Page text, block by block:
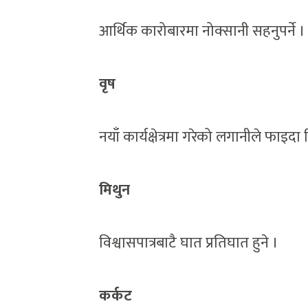
आर्थिक कारोबारमा नोक्सानी सहनुपर्ने ।
वृष
नयाँ कार्यक्षेत्रमा गरेको लगानीले फाइदा
मिथुन
विश्वासपात्रबाटै घात प्रतिघात हुने ।
कर्कट